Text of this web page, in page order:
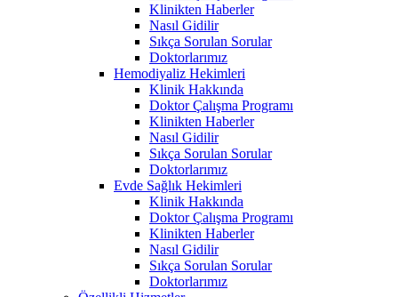
Klinikten Haberler
Nasıl Gidilir
Sıkça Sorulan Sorular
Doktorlarımız
Hemodiyaliz Hekimleri
Klinik Hakkında
Doktor Çalışma Programı
Klinikten Haberler
Nasıl Gidilir
Sıkça Sorulan Sorular
Doktorlarımız
Evde Sağlık Hekimleri
Klinik Hakkında
Doktor Çalışma Programı
Klinikten Haberler
Nasıl Gidilir
Sıkça Sorulan Sorular
Doktorlarımız